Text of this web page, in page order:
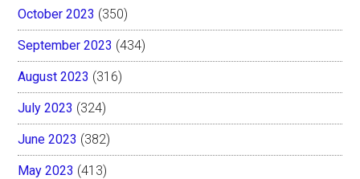
October 2023 (350)
September 2023 (434)
August 2023 (316)
July 2023 (324)
June 2023 (382)
May 2023 (413)